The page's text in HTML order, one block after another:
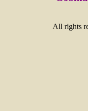
All rights